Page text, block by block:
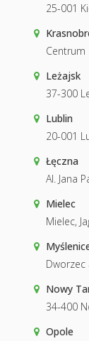
25-001
Centrum
Leżajsk
37-300
Lublin
20-001
Łęczna
Al. Jana
Mielec
Mielec,
Nowy
34-400
Opole